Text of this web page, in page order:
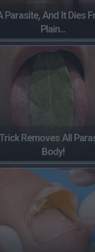
Parasite, And It Dies
Plain...
Removes All
Body!